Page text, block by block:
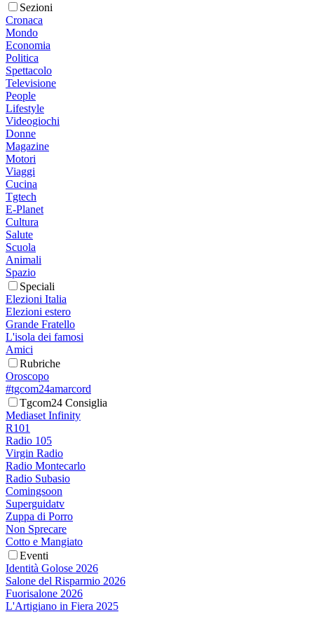
Sezioni
Cronaca
Mondo
Economia
Politica
Spettacolo
Televisione
People
Lifestyle
Videogiochi
Donne
Magazine
Motori
Viaggi
Cucina
Tgtech
E-Planet
Cultura
Salute
Scuola
Animali
Spazio
Speciali
Elezioni Italia
Elezioni estero
Grande Fratello
L'isola dei famosi
Amici
Rubriche
Oroscopo
#tgcom24amarcord
Tgcom24 Consiglia
Mediaset Infinity
R101
Radio 105
Virgin Radio
Radio Montecarlo
Radio Subasio
Comingsoon
Superguidatv
Zuppa di Porro
Non Sprecare
Cotto e Mangiato
Eventi
Identità Golose 2026
Salone del Risparmio 2026
Fuorisalone 2026
L'Artigiano in Fiera 2025